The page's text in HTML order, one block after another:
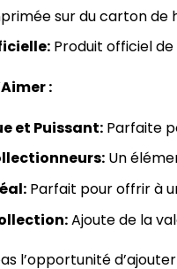
sur du carton de
Produit officiel de
:
et Puissant:Parfaite
Un
Parfait pour offrir à
Ajoute de la
l’opportunité